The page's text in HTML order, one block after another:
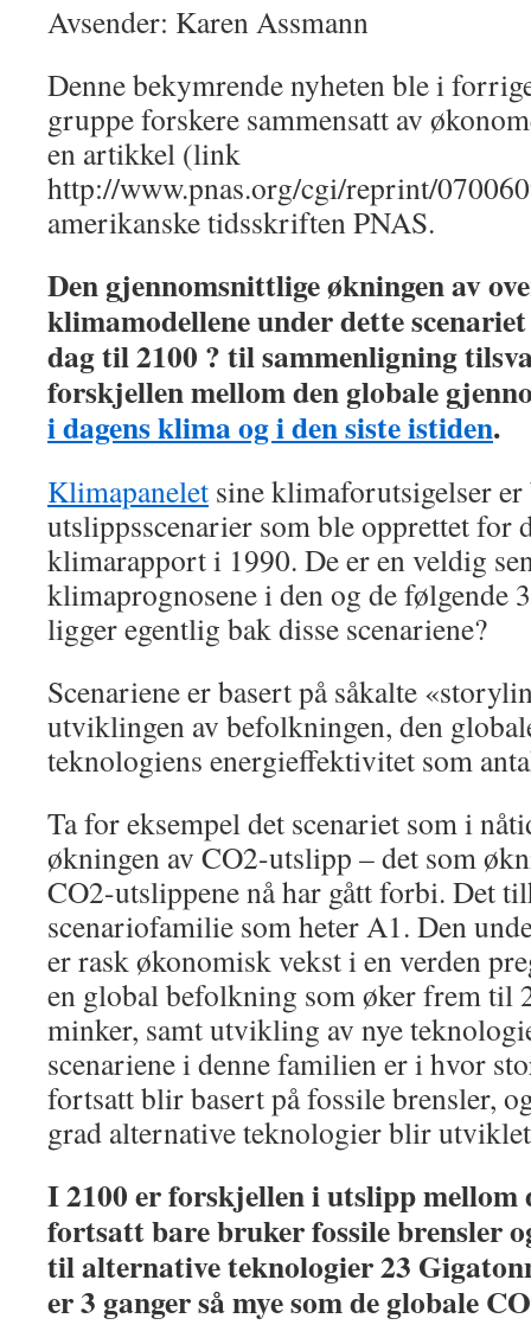
Avsender: Karen Assmann
Denne bekymrende nyheten ble i
gruppe forskere sammensatt av
en artikkel (link
http://www.pnas.org/cgi/reprint/
amerikanske tidsskriften PNAS.
Den gjennomsnittlige økningen av
klimamodellene under dette
dag til 2100 ? til sammenligning
forskjellen mellom den globale
i dagens klima og i den siste istiden.
Klimapanelet sine klimaforutsigelser er
utslippsscenarier som ble opprettet for
klimarapport i 1990. De er en veldig
klimaprognosene i den og de følgende
ligger egentlig bak disse scenariene?
Scenariene er basert på såkalte
utviklingen av befolkningen, den
teknologiens energieffektivitet som
Ta for eksempel det scenariet som i
økningen av CO2-utslipp – det som
CO2-utslippene nå har gått forbi. Det
scenariofamilie som heter A1. Den
er rask økonomisk vekst i en verden
en global befolkning som øker frem til
minker, samt utvikling av nye
scenariene i denne familien er i hvor
fortsatt blir basert på fossile brensler,
grad alternative teknologier blir
I 2100 er forskjellen i utslipp mellom
fortsatt bare bruker fossile brensler
til alternative teknologier 23
er 3 ganger så mye som de globale